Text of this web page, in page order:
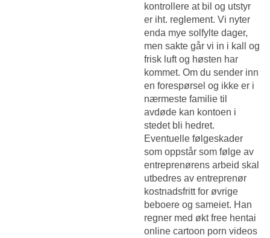
kontrollere at bil og utstyr
er iht. reglement. Vi nyter
enda mye solfylte dager,
men sakte går vi in i kall og
frisk luft og høsten har
kommet. Om du sender inn
en forespørsel og ikke er i
nærmeste familie til
avdøde kan kontoen i
stedet bli hedret.
Eventuelle følgeskader
som oppstår som følge av
entreprenørens arbeid skal
utbedres av entreprenør
kostnadsfritt for øvrige
beboere og sameiet. Han
regner med økt free hentai
online cartoon porn videos